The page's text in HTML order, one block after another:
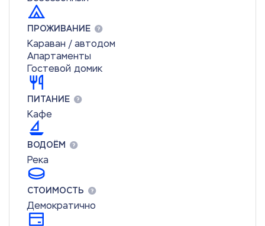
ПРОЖИВАНИЕ
Караван / автодом
Апартаменты
Гостевой домик
ПИТАНИЕ
Кафе
ВОДОЁМ
Река
СТОИМОСТЬ
Демократично